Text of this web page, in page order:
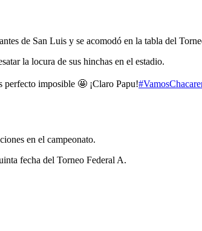
de San Luis y se acomodó en la tabla del
la locura de sus hinchas en el estadio.
perfecto imposible 🤩 ¡Claro Papu!
en el campeonato.
fecha del Torneo Federal A.